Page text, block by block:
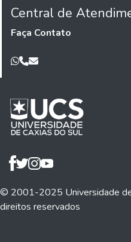
Central de
Faça Contato
© 2001-2025 Universidade de
direitos reservados